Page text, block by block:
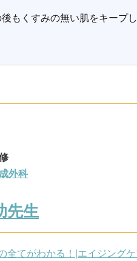
もくすみの無い肌をキープ
外科
先生
全てがわかる！|エイジング